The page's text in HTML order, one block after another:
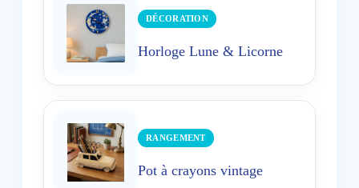
DÉCORATION
Horloge Lune & Licorne
RANGEMENT
Pot à crayons vintage